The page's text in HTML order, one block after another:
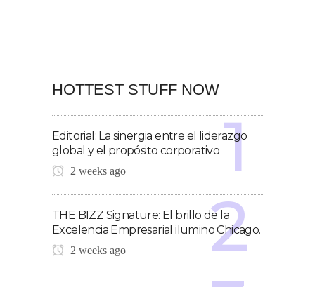
HOTTEST STUFF NOW
Editorial: La sinergia entre el liderazgo
global y el propósito corporativo
2 weeks ago
THE BIZZ Signature: El brillo de la
Excelencia Empresarial ilumino Chicago.
2 weeks ago